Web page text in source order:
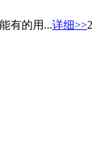
有的用...详细>>